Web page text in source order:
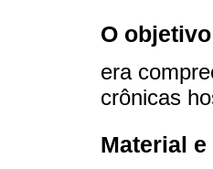
O objetivo
era
crônicas
Material